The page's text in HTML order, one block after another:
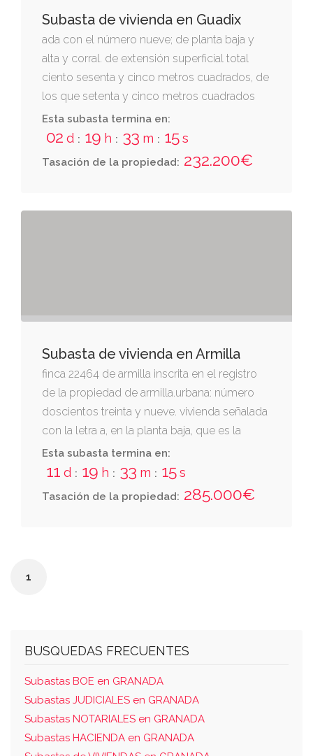
Subasta de vivienda en Guadix
ada con el número nueve; de planta baja y
alta y corral. de extensión superficial total
ciento sesenta y cinco metros cuadrados, de
los que setenta y cinco metros cuadrados
corresponden al corral y el resto a la
totalidad de las plantas de la casa. linda:
derecha entrando, miguel iborra; izquierda,
agustín hernández molero; espalda, placeta
da frente al callejón segundo de la cruz.
Esta subasta termina en:
02 d : 19 h : 33 m : 15s
Tasación de la propiedad: 232.200€
Subasta de vivienda en Armilla
finca 22464 de armilla inscrita en el registro
de la propiedad de armilla.urbana: número
doscientos treinta y nueve. vivienda señalada
con la letra a, en la planta baja, que es la
cuarta general del conjunto, perteneciente a
la escalera 4, del portal dos, del bloque uno.
se denomina latitud campus de la salud, en
calle pasaje de la ciencia número uno, y
Esta subasta termina en:
11 d : 19 h : 33 m : 15s
Tasación de la propiedad: 285.000€
1
BUSQUEDAS FRECUENTES
Subastas BOE en GRANADA
Subastas JUDICIALES en GRANADA
Subastas NOTARIALES en GRANADA
Subastas HACIENDA en GRANADA